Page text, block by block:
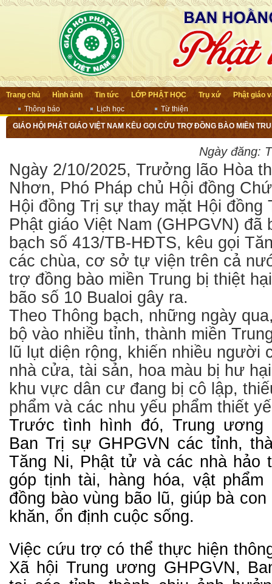
Trang chủ Hình ảnh
Tin tức
Thông báo
Lịch học Từ thiện
LỚP PHẬT HỌC Trụ xứ Phật giáo
GIÁO HỘI PHẬT GIÁO VIỆT NAM KÊU GỌI CỨU TRỢ ĐỒNG BÀO MIỀN
Ngày đăng:
Ngày 2/10/2025, Trưởng lão Hòa
Nhơn, Phó Pháp chủ Hội đồng
Hội đồng Trị sự thay mặt Hội đồng
Phật giáo Việt Nam (GHPGVN) đã
bạch số 413/TB-HĐTS, kêu gọi
các chùa, cơ sở tự viện trên cả
trợ đồng bào miền Trung bị thiệt
bão số 10 Bualoi gây ra.
Theo Thông bạch, những ngày
bộ vào nhiều tỉnh, thành miền
lũ lụt diện rộng, khiến nhiều người
nhà cửa, tài sản, hoa màu bị hư
khu vực dân cư đang bị cô lập,
phẩm và các nhu yếu phẩm thiết
Trước tình hình đó, Trung ương
Ban Trị sự GHPGVN các tỉnh,
Tăng Ni, Phật tử và các nhà hảo
góp tịnh tài, hàng hóa, vật
đồng bào vùng bão lũ, giúp bà
khăn, ổn định cuộc sống.
Việc cứu trợ có thể thực hiện
Xã hội Trung ương GHPGVN,